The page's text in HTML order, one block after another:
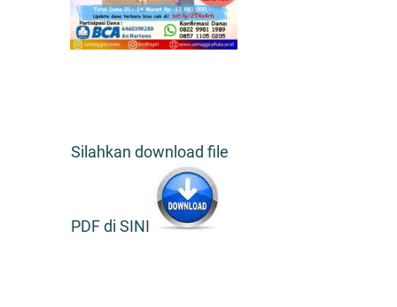
Silahkan download file
PDF di SINI